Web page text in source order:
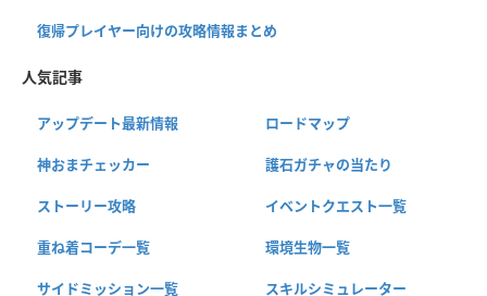
復帰プレイヤー向けの攻略情報まとめ
人気記事
アップデート最新情報 ロードマップ
神おまチェッカー 護石ガチャの当たり
ストーリー攻略 イベントクエスト一覧
重ね着コーデ一覧 環境生物一覧
サイドミッション一覧 スキルシミュレーター